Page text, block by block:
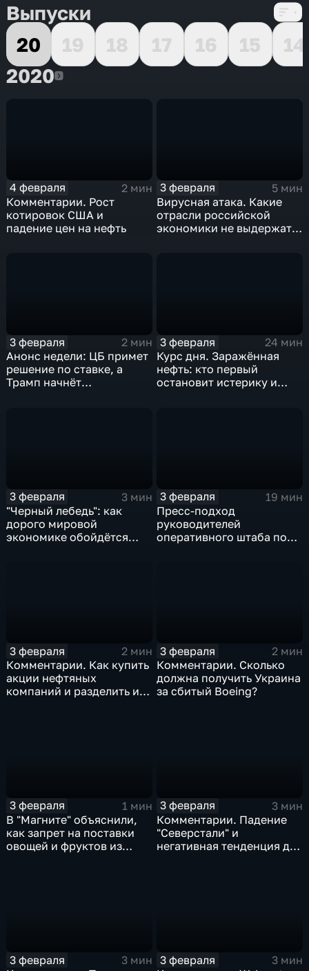
Выпуски
20
19 18 17 16 15
14
20202020
4 февраля
2 мин
Комментарии. Рост
котировок США и
падение цен на нефть
3 февраля
5 мин
Вирусная атака. Какие
отрасли российской
экономики не выдержат
3 февраля
2 мин
Анонс недели: ЦБ примет
решение по ставке, а
Трамп начнёт
3 февраля
24 мин
Курс дня. Заражённая
нефть: кто первый
остановит истерику и
3 февраля
3 мин
"Черный лебедь": как
дорого мировой
экономике обойдётся
3 февраля
19 мин
Пресс-подход
руководителей
оперативного штаба по
3 февраля
2 мин
Комментарии. Как купить
акции нефтяных
компаний и разделить их
3 февраля
2 мин
Комментарии. Сколько
должна получить Украина
за сбитый Boeing?
3 февраля
1 мин
В "Магните" объяснили,
как запрет на поставки
овощей и фруктов из
3 февраля
3 мин
Комментарии. Падение
"Северстали" и
негативная тенденция для
3 февраля
3 мин
3 февраля
3 мин